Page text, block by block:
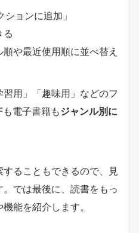
ョンに追加」
る
や最近使用順に並べ替え
用」「趣味用」などのフ
電子書籍もジャンル別に
ることもできるので、見
では最後に、読書をもっ
能を紹介します。